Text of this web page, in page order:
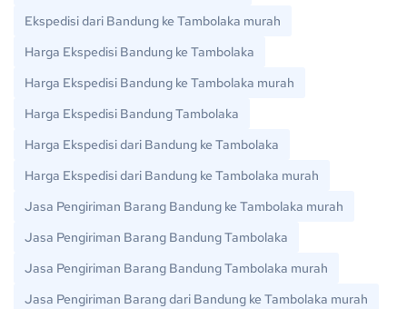
Ekspedisi dari Bandung ke Tambolaka murah
Harga Ekspedisi Bandung ke Tambolaka
Harga Ekspedisi Bandung ke Tambolaka murah
Harga Ekspedisi Bandung Tambolaka
Harga Ekspedisi dari Bandung ke Tambolaka
Harga Ekspedisi dari Bandung ke Tambolaka murah
Jasa Pengiriman Barang Bandung ke Tambolaka murah
Jasa Pengiriman Barang Bandung Tambolaka
Jasa Pengiriman Barang Bandung Tambolaka murah
Jasa Pengiriman Barang dari Bandung ke Tambolaka murah